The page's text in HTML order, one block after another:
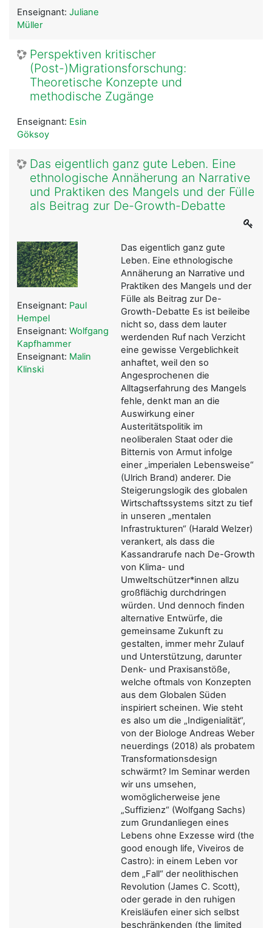
Enseignant: Juliane
Müller
Perspektiven kritischer
(Post-)Migrationsforschung:
Theoretische Konzepte und
methodische Zugänge
Enseignant: Esin
Göksoy
Das eigentlich ganz gute Leben. Eine
ethnologische Annäherung an Narrative
und Praktiken des Mangels und der Fülle
als Beitrag zur De-Growth-Debatte
Das eigentlich ganz gute
Leben. Eine ethnologische
Annäherung an Narrative und
Praktiken des Mangels und der
Fülle als Beitrag zur De-
Growth-Debatte Es ist beileibe
nicht so, dass dem lauter
werdenden Ruf nach Verzicht
eine gewisse Vergeblichkeit
anhaftet, weil den so
Angesprochenen die
Alltagserfahrung des Mangels
fehle, denkt man an die
Auswirkung einer
Austeritätspolitik im
neoliberalen Staat oder die
Bitternis von Armut infolge
einer „imperialen Lebensweise“
(Ulrich Brand) anderer. Die
Steigerungslogik des globalen
Wirtschaftssystems sitzt zu tief
in unseren „mentalen
Infrastrukturen“ (Harald Welzer)
verankert, als dass die
Kassandrarufe nach De-Growth
von Klima- und
Umweltschützer*innen allzu
großflächig durchdringen
würden. Und dennoch finden
alternative Entwürfe, die
gemeinsame Zukunft zu
gestalten, immer mehr Zulauf
und Unterstützung, darunter
Denk- und Praxisanstöße,
welche oftmals von Konzepten
aus dem Globalen Süden
inspiriert scheinen. Wie steht
es also um die „Indigenialität“,
von der Biologe Andreas Weber
neuerdings (2018) als probatem
Transformationsdesign
schwärmt? Im Seminar werden
wir uns umsehen,
womöglicherweise jene
„Suffizienz“ (Wolfgang Sachs)
zum Grundanliegen eines
Lebens ohne Exzesse wird (the
good enough life, Viveiros de
Castro): in einem Leben vor
dem „Fall“ der neolithischen
Revolution (James C. Scott),
oder gerade in den ruhigen
Kreisläufen einer sich selbst
beschränkenden (the limited
Enseignant: Paul
Hempel
Enseignant: Wolfgang
Kapfhammer
Enseignant: Malin
Klinski